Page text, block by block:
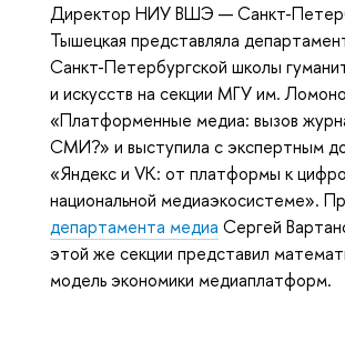
Директор НИУ ВШЭ — Санкт-
Тышецкая представляла
Санкт-Петербургской школы
и искусств на секции МГУ им.
«Платформенные медиа: вызов
СМИ?» и выступила с экспертным
«Яндекс и VK: от платформы к
национальной медиаэкосистеме».
департамента медиа Сергей
этой же секции представил
модель экономики медиаплатформ.